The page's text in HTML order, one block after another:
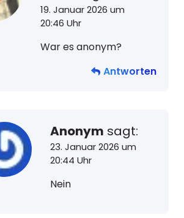
19. Januar 2026 um
20:46 Uhr
War es anonym?
Antworten
Anonym sagt:
23. Januar 2026 um
20:44 Uhr
Nein